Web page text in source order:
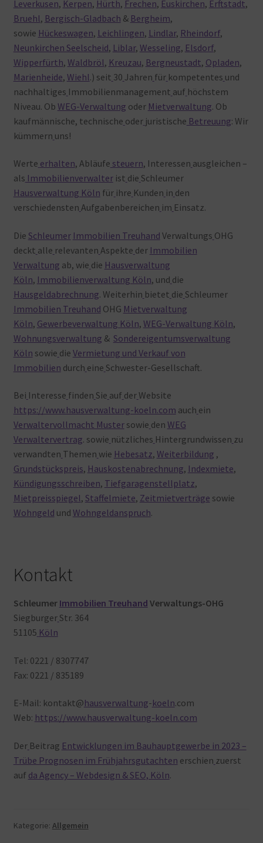
Leverkusen, Kerpen, Hürth, Frechen, Euskirchen, Erftstadt,
Bruehl, Bergisch-Gladbach & Bergheim,
sowie Hückeswagen, Leichlingen, Lindlar, Rheindorf,
Neunkirchen Seelscheid, Liblar, Wesseling, Elsdorf,
Wipperfürth, Waldbröl, Kreuzau, Bergneustadt, Opladen,
Marienheide, Wiehl.) seit 30 Jahren für kompetentes und
nachhaltiges Immobilienmanagement auf höchstem
Niveau. Ob WEG-Verwaltung oder Mietverwaltung. Ob
kaufmännische, technische oder juristische Betreuung: Wir
kümmern uns!
Werte erhalten, Abläufe steuern, Interessen ausgleichen –
als Immobilienverwalterist die Schleumer
Hausverwaltung Köln für ihre Kunden in den
verschiedensten Aufgabenbereichen im Einsatz.
Die Schleumer Immobilien Treuhand Verwaltungs OHG
deckt alle relevanten Aspekte der Immobilien
Verwaltung ab, wie die Hausverwaltung
Köln, Immobilienverwaltung Köln, und die
Hausgeldabrechnung. Weiterhin bietet die Schleumer
Immobilien Treuhand OHG Mietverwaltung
Köln, Gewerbeverwaltung Köln, WEG-Verwaltung Köln,
Wohnungsverwaltung & Sondereigentumsverwaltung
Köln sowie die Vermietung und Verkauf von
Immobilien durch eine Schwester-Gesellschaft.
Bei Interesse finden Sie auf der Website
https://www.hausverwaltung-koeln.com auch ein
Verwaltervollmacht Mustersowie den WEG
Verwaltervertrag. sowie nützliches Hintergrundwissen zu
verwandten Themen wie Hebesatz, Weiterbildung ,
Grundstückspreis, Hauskostenabrechnung, Indexmiete,
Kündigungsschreiben, Tiefgaragenstellplatz,
Mietpreisspiegel, Staffelmiete, Zeitmietverträge sowie
Wohngeld und Wohngeldanspruch.
Kontakt
Schleumer Immobilien Treuhand Verwaltungs-OHG
Siegburger Str. 364
51105 Köln
Tel: 0221 / 8307747
Fax: 0221 / 835189
E-Mail: kontakt@hausverwaltung-koeln.com
Web: https://www.hausverwaltung-koeln.com
Der Beitrag Entwicklungen im Bauhauptgewerbe in 2023 –
Trübe Prognosen im Frühjahrsgutachten erschien zuerst
auf da Agency – Webdesign & SEO, Köln.
Kategorie: Allgemein